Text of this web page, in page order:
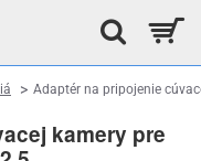
kamery pre
Adaptér na pripojenie